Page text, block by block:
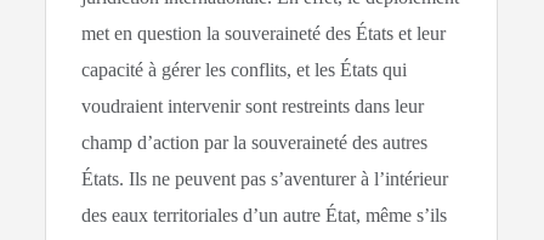
met en question la souveraineté des États et leur
capacité à gérer les conflits, et les États qui
voudraient intervenir sont restreints dans leur
champ d’action par la souveraineté des autres
États. Ils ne peuvent pas s’aventurer à l’intérieur
des eaux territoriales d’un autre État, même s’ils